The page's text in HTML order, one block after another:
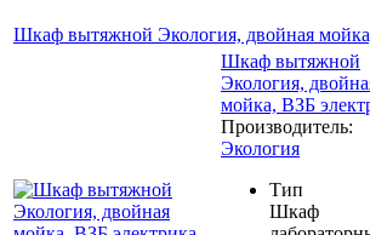
Шкаф вытяжной Экология, двойная
Шкаф вытяжной
Экология,
мойка, ВЗБ
Производитель:
Экология
Тип
Шкаф